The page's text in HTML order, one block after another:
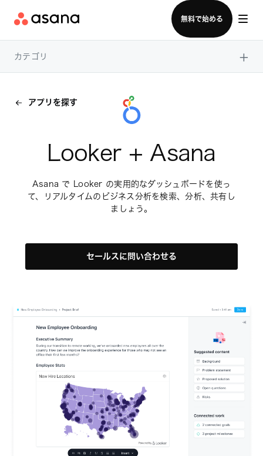
無料で始める
セールスチームに問い合わせる
カテゴリ ×
アプリを探す
Looker + Asana
Asana で Looker の実用的なダッシュボードを使っ
て、リアルタイムのビジネス分析を検索、分析、共有し
ましょう。
セールスに問い合わせる